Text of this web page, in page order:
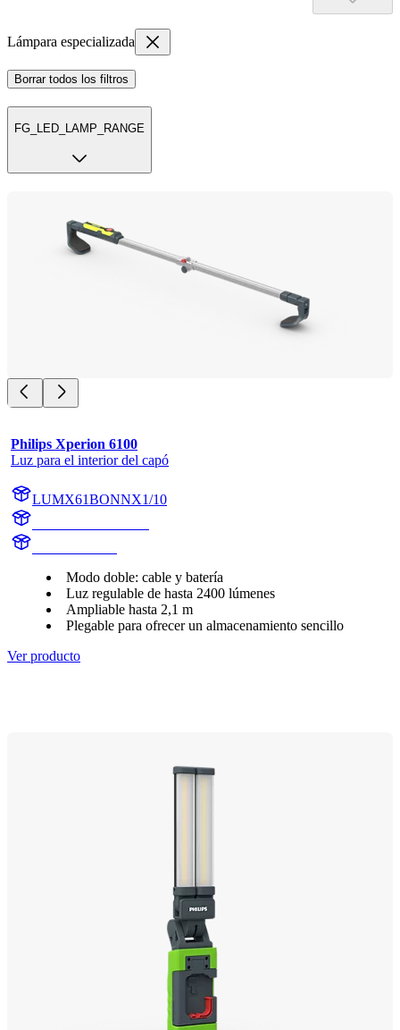
Lámpara especializada
Borrar todos los filtros
FG_LED_LAMP_RANGE
Philips Xperion 6100
Luz para el interior del capó
LUMX61BONNX1/10
Modo doble: cable y batería
Luz regulable de hasta 2400 lúmenes
Ampliable hasta 2,1 m
Plegable para ofrecer un almacenamiento sencillo
Ver producto